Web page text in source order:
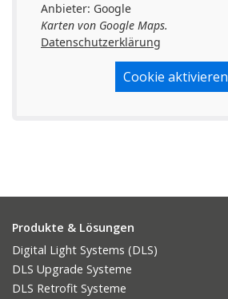
Anbieter: Google
Karten von Google Maps.
Datenschutzerklärung
Cookie aktivieren
Produkte & Lösungen
Digital Light Systems (DLS)
DLS Upgrade Systeme
DLS Retrofit Systeme